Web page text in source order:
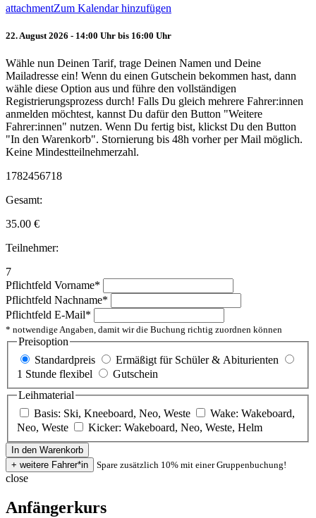
attachmentZum Kalendar hinzufügen
22. August 2026 - 14:00 Uhr bis 16:00 Uhr
Wähle nun Deinen Tarif, trage Deinen Namen und Deine
Mailadresse ein! Wenn du einen Gutschein bekommen hast, dann
wähle diese Option aus und führe den vollständigen
Registrierungsprozess durch! Falls Du gleich mehrere Fahrer:innen
anmelden möchtest, kannst Du dafür den Button "Weitere
Fahrer:innen" nutzen. Wenn Du fertig bist, klickst Du den Button
"In den Warenkorb". Stornierung bis 48h vorher per Mail möglich.
Keine Mindestteilnehmerzahl.
1782456718
Gesamt:
35.00 €
Teilnehmer:
7
Pflichtfeld Vorname*
Pflichtfeld Nachname*
Pflichtfeld E-Mail*
* notwendige Angaben, damit wir die Buchung richtig zuordnen können
Preisoption
Standardpreis
Ermäßigt für Schüler & Abiturienten
1 Stunde flexibel
Gutschein
Leihmaterial
Basis: Ski, Kneeboard, Neo, Weste
Wake: Wakeboard,
Neo, Weste
Kicker: Wakeboard, Neo, Weste, Helm
Spare zusätzlich 10% mit einer Gruppenbuchung!
close
Anfängerkurs